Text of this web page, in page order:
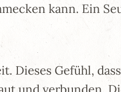
kann. Ein
Dieses Gefühl,